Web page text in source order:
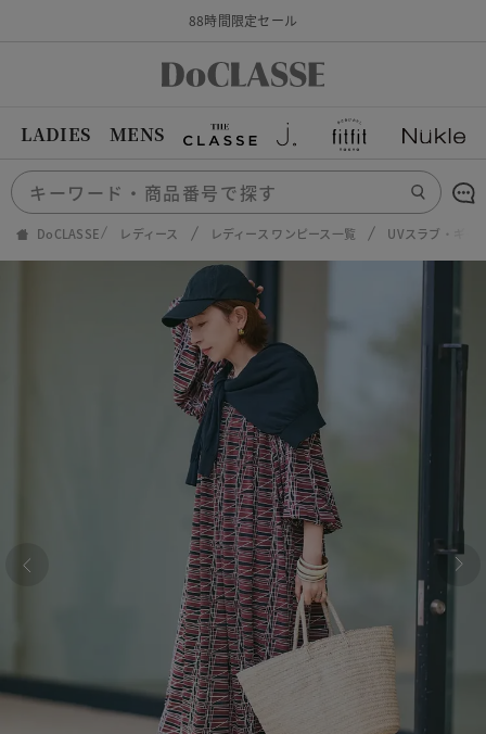
88時間限定セール
LADIES MENS
DoCLASSE レディース レディース ワンピース一覧 UVスラブ・ギャ